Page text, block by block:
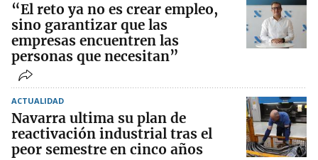
“El reto ya no es crear empleo,
sino garantizar que las
empresas encuentren las
personas que necesitan”
ACTUALIDAD
Navarra ultima su plan de
reactivación industrial tras el
peor semestre en cinco años